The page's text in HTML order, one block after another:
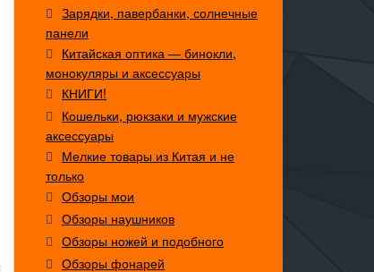
Зарядки, павербанки, солнечные
панели
Китайская оптика — бинокли,
монокуляры и аксессуары
КНИГИ!
Кошельки, рюкзаки и мужские
аксессуары
Мелкие товары из Китая и не
только
Обзоры мои
Обзоры наушников
Обзоры ножей и подобного
Обзоры фонарей